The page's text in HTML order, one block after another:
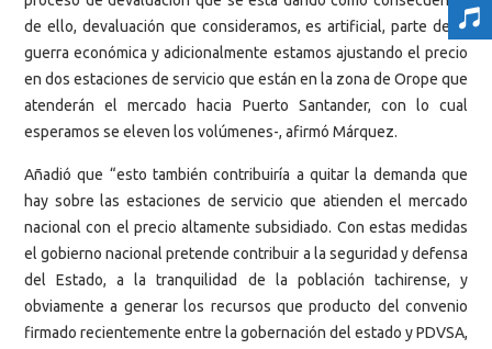
de ello, devaluación que consideramos, es artificial, parte de la
guerra económica y adicionalmente estamos ajustando el precio
en dos estaciones de servicio que están en la zona de Orope que
atenderán el mercado hacia Puerto Santander, con lo cual
esperamos se eleven los volúmenes-, afirmó Márquez.
Añadió que “esto también contribuiría a quitar la demanda que
hay sobre las estaciones de servicio que atienden el mercado
nacional con el precio altamente subsidiado. Con estas medidas
el gobierno nacional pretende contribuir a la seguridad y defensa
del Estado, a la tranquilidad de la población tachirense, y
obviamente a generar los recursos que producto del convenio
firmado recientemente entre la gobernación del estado y PDVSA,